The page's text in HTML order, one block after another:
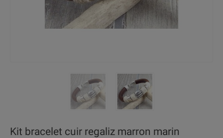
Kit bracelet cuir regaliz marron marin